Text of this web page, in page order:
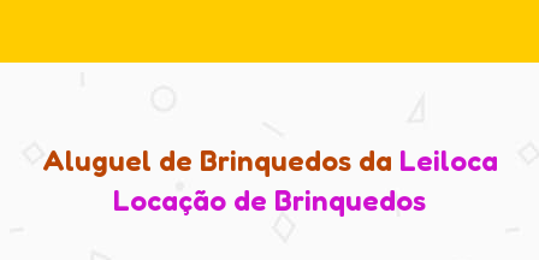
Aluguel de Brinquedos da Leiloca
Locação de Brinquedos